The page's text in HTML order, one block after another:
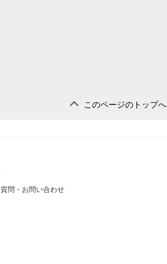
このページのトップへ
問・お問い合わせ